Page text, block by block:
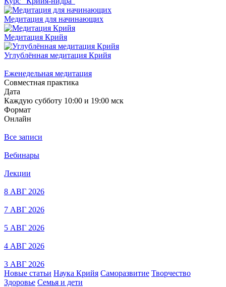
Медитация для начинающих
Медитация Крийя
Углублённая медитация Крийя
Еженедельная медитация
Совместная практика
Дата
Каждую субботу 10:00 и 19:00 мск
Формат
Онлайн
Все записи
Вебинары
Лекции
8 АВГ 2026
7 АВГ 2026
5 АВГ 2026
4 АВГ 2026
3 АВГ 2026
Новые статьи Наука Крийя Саморазвитие Творчество
Здоровье Семья и дети